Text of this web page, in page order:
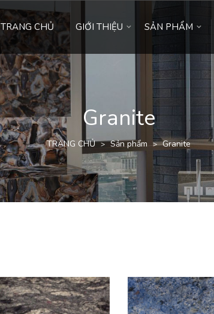
TRANG CHỦ GIỚI THIỆU SẢN PHẨM
Granite
TRANG CHỦ > Sản phẩm > Granite